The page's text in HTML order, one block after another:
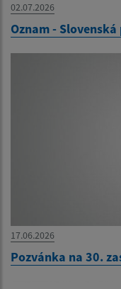
02.07.2026
Oznam - Slovenská
17.06.2026
Pozvánka na 30.